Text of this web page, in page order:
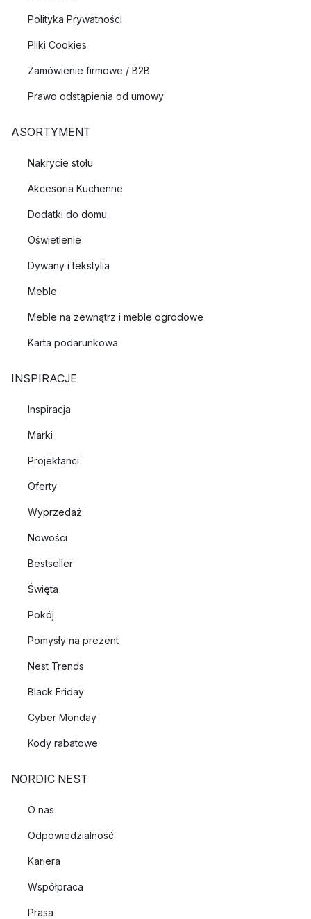
Polityka Prywatności
Pliki Cookies
Zamówienie firmowe / B2B
Prawo odstąpienia od umowy
ASORTYMENT
Nakrycie stołu
Akcesoria Kuchenne
Dodatki do domu
Oświetlenie
Dywany i tekstylia
Meble
Meble na zewnątrz i meble ogrodowe
Karta podarunkowa
INSPIRACJE
Inspiracja
Marki
Projektanci
Oferty
Wyprzedaż
Nowości
Bestseller
Święta
Pokój
Pomysły na prezent
Nest Trends
Black Friday
Cyber Monday
Kody rabatowe
NORDIC NEST
O nas
Odpowiedzialność
Kariera
Współpraca
Prasa